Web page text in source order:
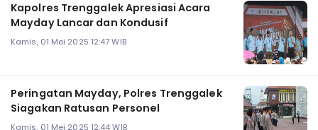
Kapolres Trenggalek Apresiasi Acara
Mayday Lancar dan Kondusif
Kamis, 01 Mei 2025 12:47 WIB
Peringatan Mayday, Polres Trenggalek
Siagakan Ratusan Personel
Kamis, 01 Mei 2025 12:44 WIB